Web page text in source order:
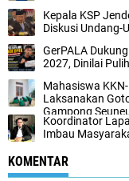
Kepala KSP
Diskusi Undang-
GerPALA
2027, Dinilai
Mahasiswa
Laksanakan
Gampong
Koordinator
Imbau
KOMENTAR